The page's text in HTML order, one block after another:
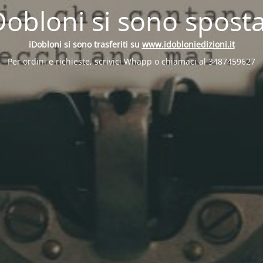
si sono
iDobloni si sono trasferiti su www.idobloniedizioni.it
Per ordini e richieste, scrivici Whapp o chiamaci al 3487459627